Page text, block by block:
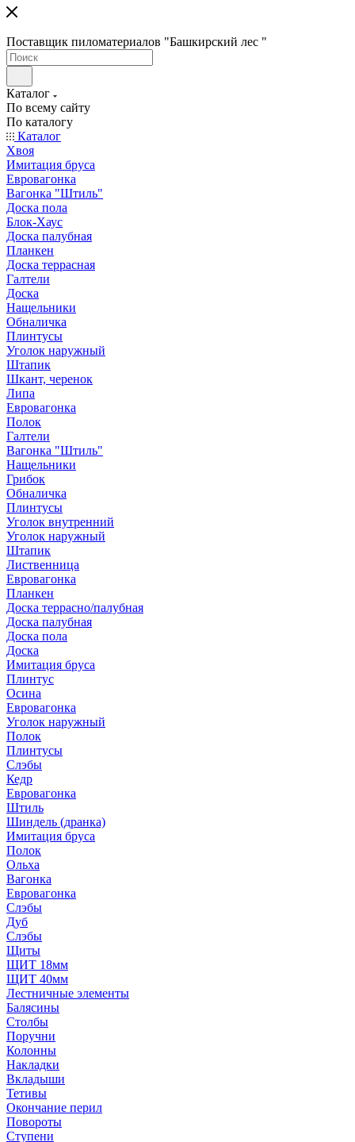
Поставщик пиломатериалов "Башкирский лес "
Каталог
По всему сайту
По каталогу
Каталог
Хвоя
Имитация бруса
Евровагонка
Вагонка "Штиль"
Доска пола
Блок-Хаус
Доска палубная
Планкен
Доска террасная
Галтели
Доска
Нащельники
Обналичка
Плинтусы
Уголок наружный
Штапик
Шкант, черенок
Липа
Евровагонка
Полок
Галтели
Вагонка "Штиль"
Нащельники
Грибок
Обналичка
Плинтусы
Уголок внутренний
Уголок наружный
Штапик
Лиственница
Евровагонка
Планкен
Доска террасно/палубная
Доска палубная
Доска пола
Доска
Имитация бруса
Плинтус
Осина
Евровагонка
Уголок наружный
Полок
Плинтусы
Слэбы
Кедр
Евровагонка
Штиль
Шиндель (дранка)
Имитация бруса
Полок
Ольха
Вагонка
Евровагонка
Слэбы
Дуб
Слэбы
Щиты
ЩИТ 18мм
ЩИТ 40мм
Лестничные элементы
Балясины
Столбы
Поручни
Колонны
Накладки
Вкладыши
Тетивы
Окончание перил
Повороты
Ступени